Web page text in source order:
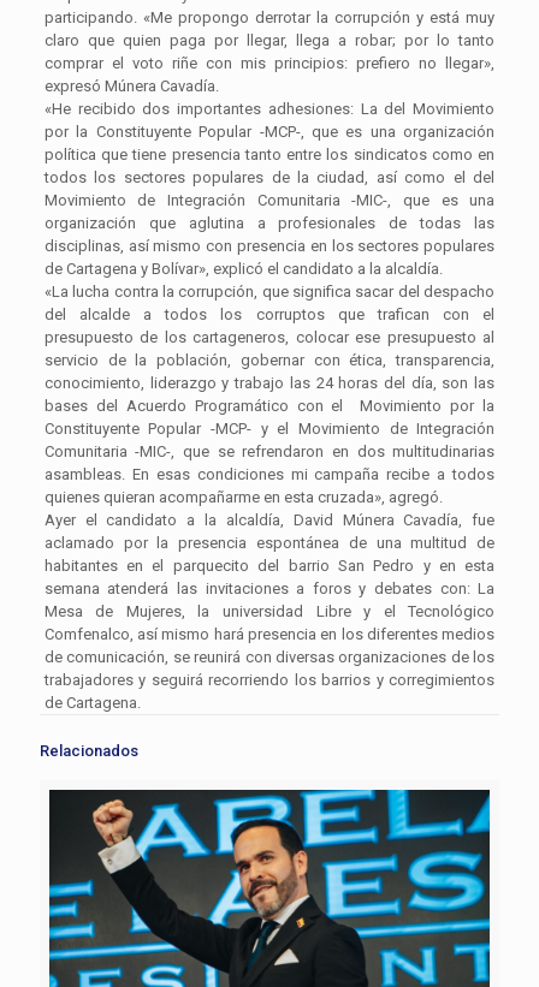
participando. «Me propongo derrotar la corrupción y está muy
claro que quien paga por llegar, llega a robar; por lo tanto
comprar el voto riñe con mis principios: prefiero no llegar»,
expresó Múnera Cavadía.
«He recibido dos importantes adhesiones: La del Movimiento
por la Constituyente Popular -MCP-, que es una organización
política que tiene presencia tanto entre los sindicatos como en
todos los sectores populares de la ciudad, así como el del
Movimiento de Integración Comunitaria -MIC-, que es una
organización que aglutina a profesionales de todas las
disciplinas, así mismo con presencia en los sectores populares
de Cartagena y Bolívar», explicó el candidato a la alcaldía.
«La lucha contra la corrupción, que significa sacar del despacho
del alcalde a todos los corruptos que trafican con el
presupuesto de los cartageneros, colocar ese presupuesto al
servicio de la población, gobernar con ética, transparencia,
conocimiento, liderazgo y trabajo las 24 horas del día, son las
bases del Acuerdo Programático con el Movimiento por la
Constituyente Popular -MCP- y el Movimiento de Integración
Comunitaria -MIC-, que se refrendaron en dos multitudinarias
asambleas. En esas condiciones mi campaña recibe a todos
quienes quieran acompañarme en esta cruzada», agregó.
Ayer el candidato a la alcaldía, David Múnera Cavadía, fue
aclamado por la presencia espontánea de una multitud de
habitantes en el parquecito del barrio San Pedro y en esta
semana atenderá las invitaciones a foros y debates con: La
Mesa de Mujeres, la universidad Libre y el Tecnológico
Comfenalco, así mismo hará presencia en los diferentes medios
de comunicación, se reunirá con diversas organizaciones de los
trabajadores y seguirá recorriendo los barrios y corregimientos
de Cartagena.
Relacionados